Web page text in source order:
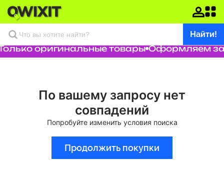
Найти!
оригинальные товары Оформляем
По вашему запросу нет
совпадений
Попробуйте изменить условия поиска
Продолжить покупки